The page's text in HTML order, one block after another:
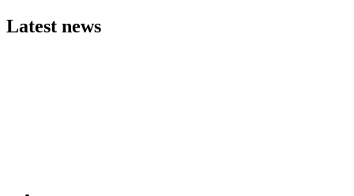
Latest news